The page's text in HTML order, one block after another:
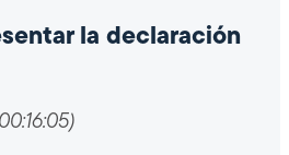
la declaración